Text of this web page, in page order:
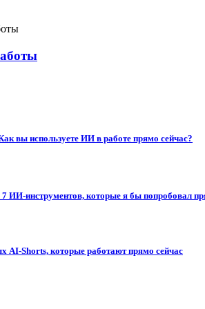
используете ИИ в работе прямо сейчас?
ИИ-инструментов, которые я бы попробовал
AI-Shorts, которые работают прямо сейчас